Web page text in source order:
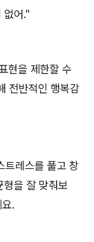
없어."
현을 제한할 수
전반적인 행복감
트레스를 풀고 창
형을 잘 맞춰보
.